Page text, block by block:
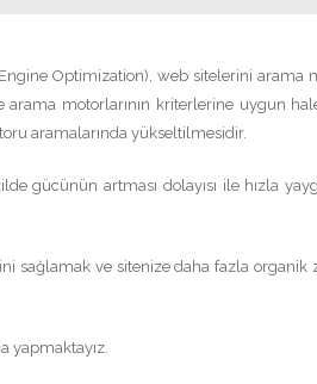
Optimization), web sitelerini arama
motorlarının kriterlerine uygun
aramalarında yükseltilmesidir.
artması dolayısı ile hızla
sağlamak ve sitenize daha fazla organik
yapmaktayız.